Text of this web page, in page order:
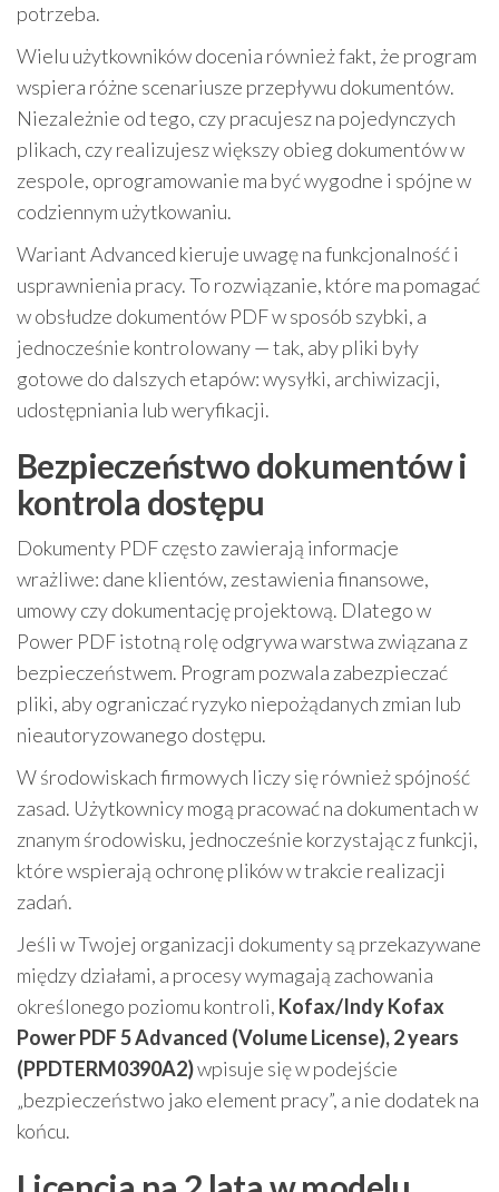
potrzeba.
Wielu użytkowników docenia również fakt, że program
wspiera różne scenariusze przepływu dokumentów.
Niezależnie od tego, czy pracujesz na pojedynczych
plikach, czy realizujesz większy obieg dokumentów w
zespole, oprogramowanie ma być wygodne i spójne w
codziennym użytkowaniu.
Wariant Advanced kieruje uwagę na funkcjonalność i
usprawnienia pracy. To rozwiązanie, które ma pomagać
w obsłudze dokumentów PDF w sposób szybki, a
jednocześnie kontrolowany — tak, aby pliki były
gotowe do dalszych etapów: wysyłki, archiwizacji,
udostępniania lub weryfikacji.
Bezpieczeństwo dokumentów i
kontrola dostępu
Dokumenty PDF często zawierają informacje
wrażliwe: dane klientów, zestawienia finansowe,
umowy czy dokumentację projektową. Dlatego w
Power PDF istotną rolę odgrywa warstwa związana z
bezpieczeństwem. Program pozwala zabezpieczać
pliki, aby ograniczać ryzyko niepożądanych zmian lub
nieautoryzowanego dostępu.
W środowiskach firmowych liczy się również spójność
zasad. Użytkownicy mogą pracować na dokumentach w
znanym środowisku, jednocześnie korzystając z funkcji,
które wspierają ochronę plików w trakcie realizacji
zadań.
Jeśli w Twojej organizacji dokumenty są przekazywane
między działami, a procesy wymagają zachowania
określonego poziomu kontroli, Kofax/Indy Kofax
Power PDF 5 Advanced (Volume License), 2 years
(PPDTERM0390A2)wpisuje się w podejście
„bezpieczeństwo jako element pracy”, a nie dodatek na
końcu.